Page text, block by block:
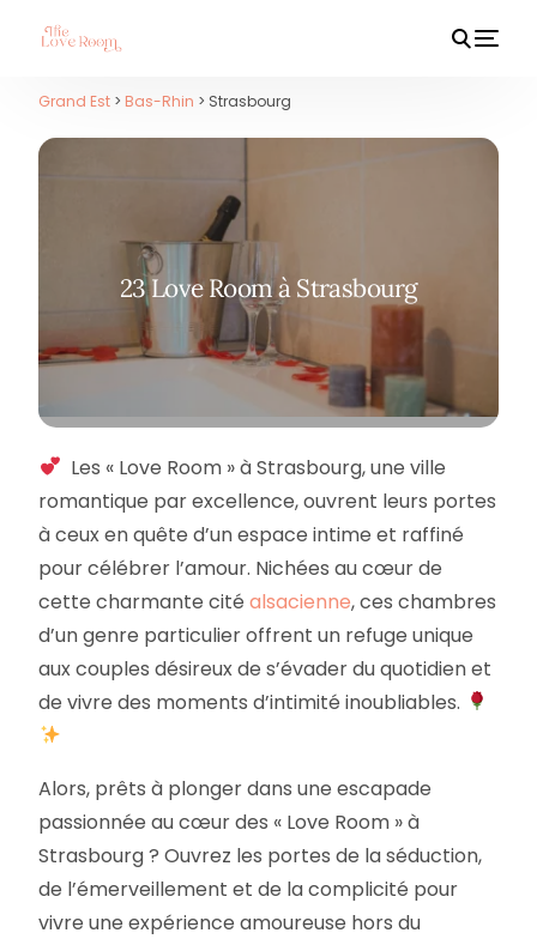
Grand Est > Bas-Rhin > Strasbourg
23 Love Room à Strasbourg
Les « Love Room » à Strasbourg, une ville
romantique par excellence, ouvrent leurs portes
à ceux en quête d’un espace intime et raffiné
pour célébrer l’amour. Nichées au cœur de
cette charmante citéalsacienne, ces chambres
d’un genre particulier offrent un refuge unique
aux couples désireux de s’évader du quotidien et
de vivre des moments d’intimité inoubliables.
Alors, prêts à plonger dans une escapade
passionnée au cœur des « Love Room » à
Strasbourg ? Ouvrez les portes de la séduction,
de l’émerveillement et de la complicité pour
vivre une expérience amoureuse hors du